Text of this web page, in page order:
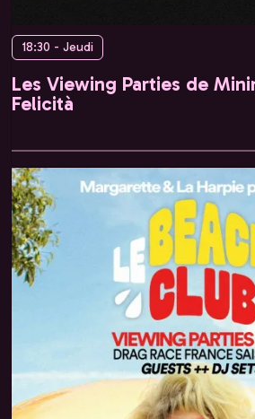
18:30 - Jeudi
Les Viewing Parties de
Felicità